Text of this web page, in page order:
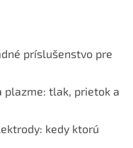
príslušenstvo pre
plazme: tlak, prietok a
kedy ktorú